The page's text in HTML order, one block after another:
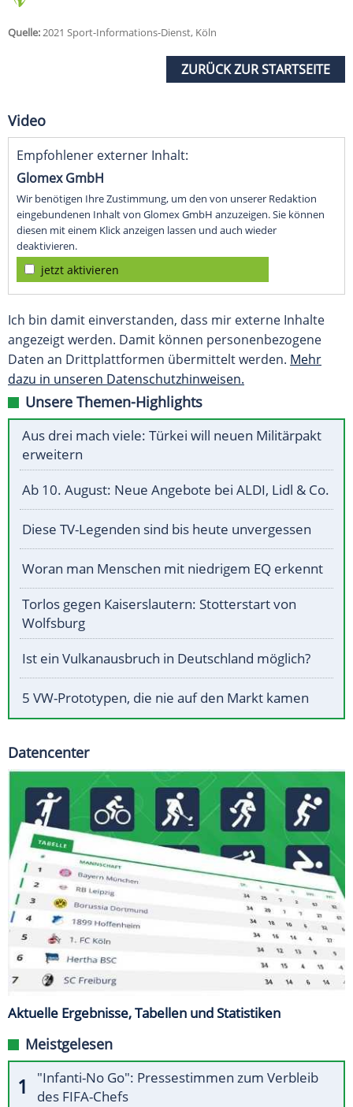
Quelle:2021 Sport-Informations-Dienst, Köln
ZURÜCK ZUR STARTSEITE
Video
Empfohlener externer Inhalt:
Glomex GmbH
Wir benötigen Ihre Zustimmung, um den von unserer Redaktion
eingebundenen Inhalt von Glomex GmbH anzuzeigen. Sie können
diesen mit einem Klick anzeigen lassen und auch wieder
deaktivieren.
jetzt aktivieren
Ich bin damit einverstanden, dass mir externe Inhalte
angezeigt werden. Damit können personenbezogene
Daten an Drittplattformen übermittelt werden. Mehr
dazu in unseren Datenschutzhinweisen.
Unsere Themen-Highlights
Aus drei mach viele: Türkei will neuen Militärpakt
erweitern
Ab 10. August: Neue Angebote bei ALDI, Lidl & Co.
Diese TV-Legenden sind bis heute unvergessen
Woran man Menschen mit niedrigem EQ erkennt
Torlos gegen Kaiserslautern: Stotterstart von
Wolfsburg
Ist ein Vulkanausbruch in Deutschland möglich?
5 VW-Prototypen, die nie auf den Markt kamen
Datencenter
Aktuelle Ergebnisse, Tabellen und Statistiken
Meistgelesen
"Infanti-No Go": Pressestimmen zum Verbleib
des FIFA-Chefs